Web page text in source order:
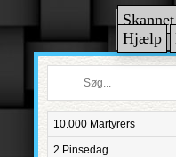
Skannet
Hjælp
10.000 Martyrers
2 Pinsedag